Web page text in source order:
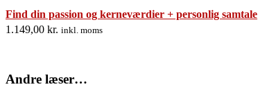
Find din passion og kerneværdier + personlig samtale
1.149,00 kr. inkl. moms
Andre læser…